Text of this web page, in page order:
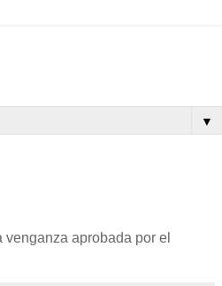
▼
venganza aprobada por el